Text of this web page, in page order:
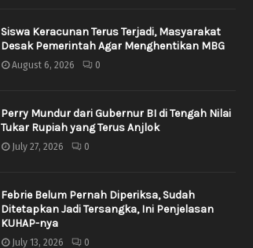
Siswa Keracunan Terus Terjadi, Masyarakat
Desak Pemerintah Agar Menghentikan MBG
August 6, 2026 0
Perry Mundur dari Gubernur BI di Tengah Nilai
Tukar Rupiah yang Terus Anjlok
July 27, 2026 0
Febrie Belum Pernah Diperiksa, Sudah
Ditetapkan Jadi Tersangka, Ini Penjelasan
KUHAP-nya
July 13, 2026 0